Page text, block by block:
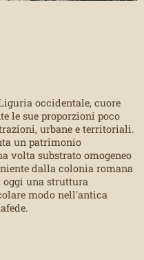
occidentale, cuore
le sue proporzioni poco
urbane e territoriali.
un patrimonio
volta substrato omogeneo
dalla colonia romana
una struttura
modo nell'antica